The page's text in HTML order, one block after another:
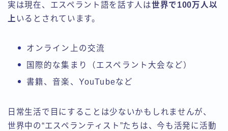
実は現在、エスペラント語を話す人は世界で100万人以
上 いるとされています。
オンライン上の交流
国際的な集まり（エスペラント大会など）
書籍、音楽、YouTubeなど
日常生活で目にすることは少ないかもしれませんが、
世界中の“エスペランティスト”たちは、今も活発に活動